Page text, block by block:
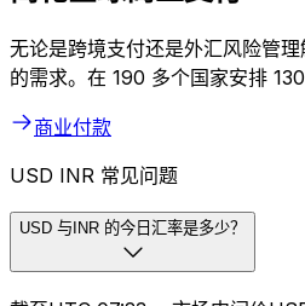
无论是跨境支付还是外汇风险管
的需求。在 190 多个国家安排
商业付款
USD INR 常见问题
USD 与INR 的今日汇率是多少？